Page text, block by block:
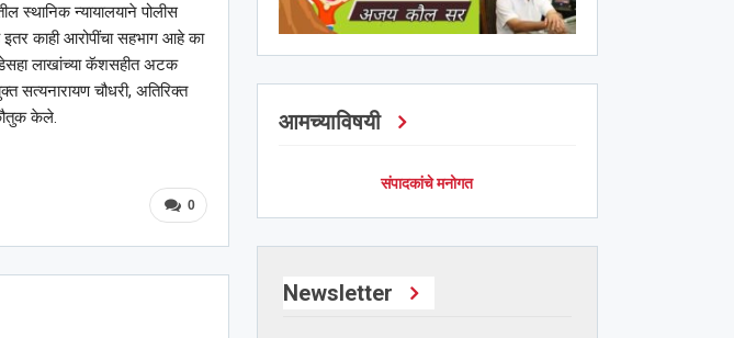
स्थानिक न्यायालयाने पोलीस
काही आरोपींचा सहभाग आहे का
लाखांच्या कॅशसहीत अटक
सत्यनारायण चौधरी, अतिरिक्त
केले.
0
आमच्याविषयी
संपादकांचे मनोगत
Newsletter